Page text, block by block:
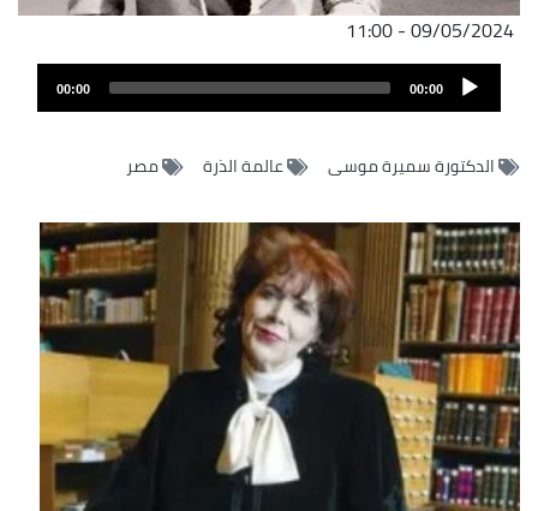
09/05/2024 - 11:00
Audio
Player
00:00
00:00
الدكتورة سميرة موسى عالمة الذرة مصر